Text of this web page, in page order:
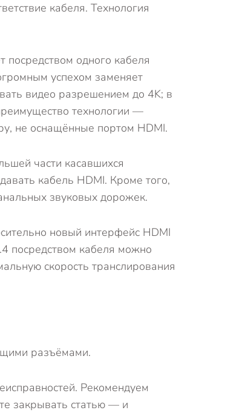
кабеля. Технология
посредством одного кабеля
успехом заменяет
видео разрешением до 4K; в
технологии —
не оснащённые портом HDMI.
части касавшихся
кабель HDMI. Кроме того,
звуковых дорожек.
новый интерфейс HDMI
посредством кабеля можно
скорость транслирования
разъёмами.
Рекомендуем
закрывать статью — и